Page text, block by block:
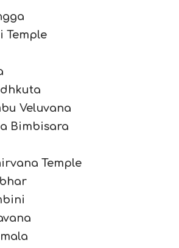
Temple
Veluvana
Bimbisara
Temple